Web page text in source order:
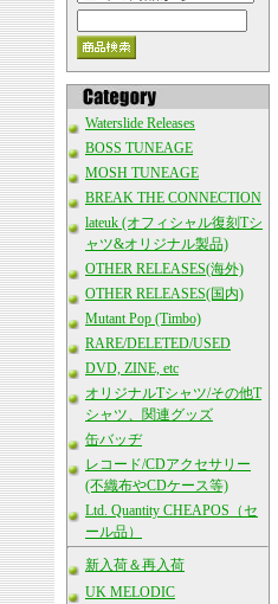
Waterslide Releases
BOSS TUNEAGE
MOSH TUNEAGE
BREAK THE CONNECTION
lateuk (オフィシャル復刻Tシ
ャツ&オリジナル製品)
OTHER RELEASES(海外)
OTHER RELEASES(国内)
Mutant Pop (Timbo)
RARE/DELETED/USED
DVD, ZINE, etc
オリジナルTシャツ/その他T
シャツ、関連グッズ
缶バッヂ
レコード/CDアクセサリー
(不織布やCDケース等)
Ltd. Quantity CHEAPOS（セ
ール品）
新入荷＆再入荷
UK MELODIC